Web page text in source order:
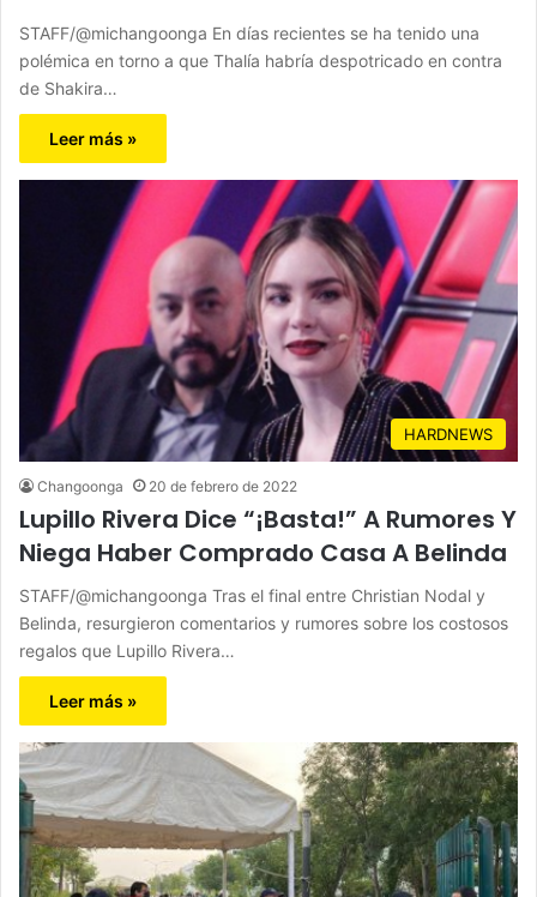
STAFF/@michangoonga En días recientes se ha tenido una
polémica en torno a que Thalía habría despotricado en contra
de Shakira…
Leer más »
HARDNEWS
Changoonga 20 de febrero de 2022
Lupillo Rivera Dice “¡Basta!” A Rumores Y
Niega Haber Comprado Casa A Belinda
STAFF/@michangoonga Tras el final entre Christian Nodal y
Belinda, resurgieron comentarios y rumores sobre los costosos
regalos que Lupillo Rivera…
Leer más »